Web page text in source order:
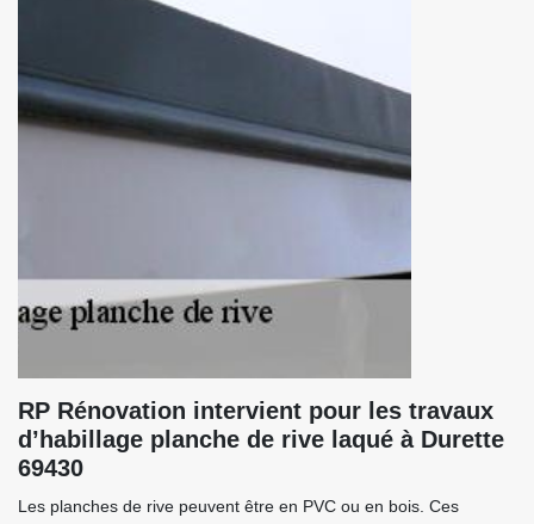
RP Rénovation intervient pour les travaux
d’habillage planche de rive laqué à Durette
69430
Les planches de rive peuvent être en PVC ou en bois. Ces